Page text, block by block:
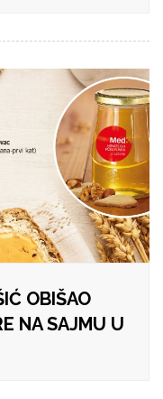
OBIŠAO
NA SAJMU U